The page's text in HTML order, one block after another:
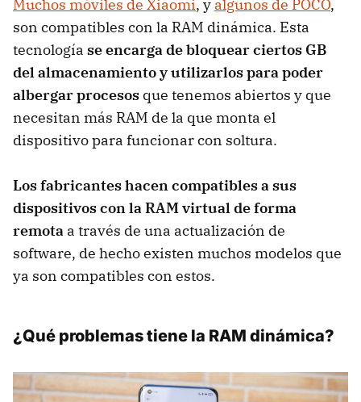
Muchos móviles de Xiaomi, y algunos de POCO,
son compatibles con la RAM dinámica. Esta
tecnología se encarga de bloquear ciertos GB
del almacenamiento y utilizarlos para poder
albergar procesos que tenemos abiertos y que
necesitan más RAM de la que monta el
dispositivo para funcionar con soltura.
Los fabricantes hacen compatibles a sus
dispositivos con la RAM virtual de forma
remota a través de una actualización de
software, de hecho existen muchos modelos que
ya son compatibles con estos.
¿Qué problemas tiene la RAM dinámica?